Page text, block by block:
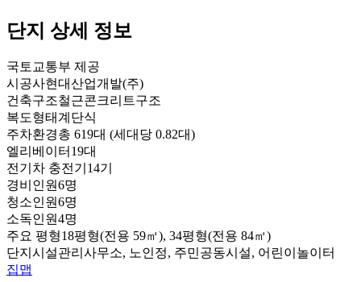
단지 상세 정보
국토교통부 제공
시공사현대산업개발(주)
건축구조철근콘크리트구조
복도형태계단식
주차환경총 619대 (세대당 0.82대)
엘리베이터 19대
전기차 충전기 14기
경비인원6명
청소인원6명
소독인원4명
주요 평형18평형(전용 59㎡), 34평형(전용 84㎡)
단지시설관리사무소, 노인정, 주민공동시설, 어린이놀이터
집맵